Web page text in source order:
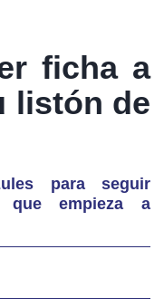
ficha a
listón de
para seguir
que empieza a